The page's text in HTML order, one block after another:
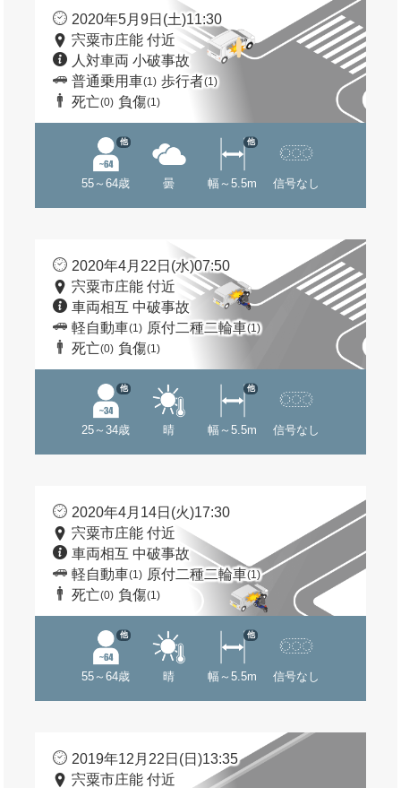
2020年5月9日(土)11:30
宍粟市庄能 付近
人対車両 小破事故
普通乗用車(1) 歩行者(1)
死亡(0) 負傷(1)
55～64歳
他
曇 幅～5.5m
他
信号なし
2020年4月22日(水)07:50
宍粟市庄能 付近
車両相互 中破事故
軽自動車(1) 原付二種二輪車(1)
死亡(0) 負傷(1)
25～34歳
他
晴 幅～5.5m
他
信号なし
2020年4月14日(火)17:30
宍粟市庄能 付近
車両相互 中破事故
軽自動車(1) 原付二種二輪車(1)
死亡(0) 負傷(1)
55～64歳
他
晴 幅～5.5m
他
信号なし
2019年12月22日(日)13:35
宍粟市庄能 付近